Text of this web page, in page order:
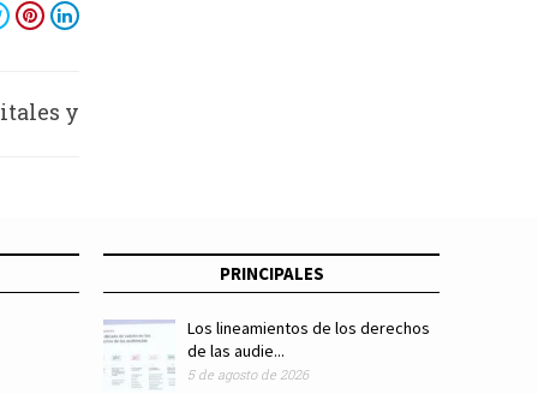
y
PRINCIPALES
Los lineamientos de los derechos
de las audie...
5 de agosto de 2026